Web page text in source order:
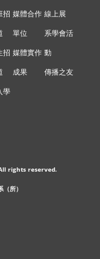
招
招
學
媒體合作
單位
媒體實作
成果
線上展
系學會活
動
傳播之友
rights reserved.
所）